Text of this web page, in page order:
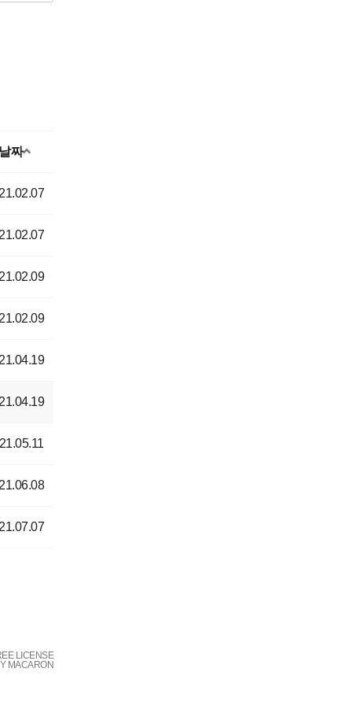
짜
LICENSE
MACARON